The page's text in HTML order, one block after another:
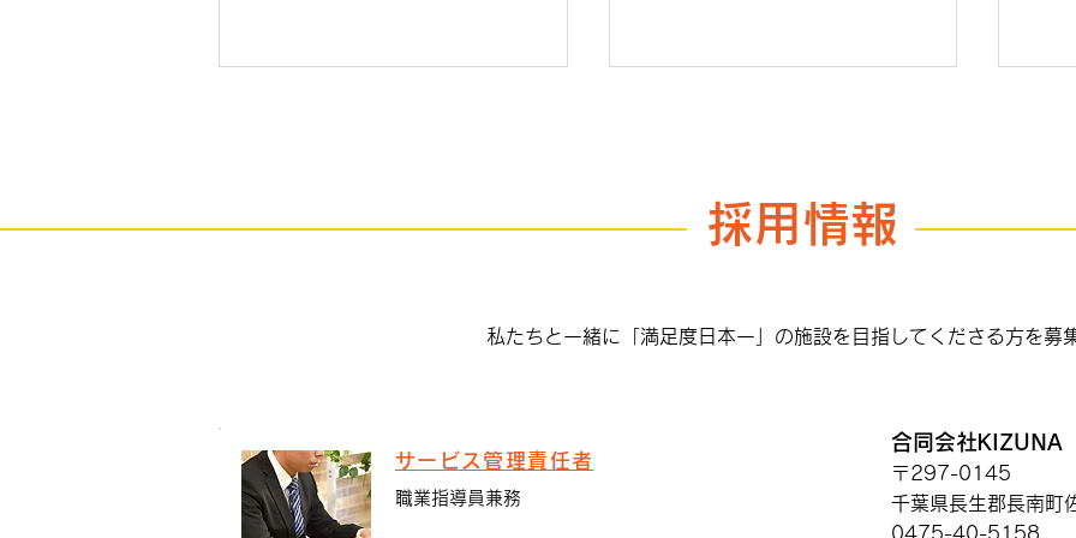
福祉業界の守破離
採用情報
私たちと一緒に「満足度日本一」の施設を目指してくださる方を募
サービス管理責任者
職業指導員兼務
合同会社KIZUNA
〒297-0145
千葉県長生郡長南町
0475-40-5158